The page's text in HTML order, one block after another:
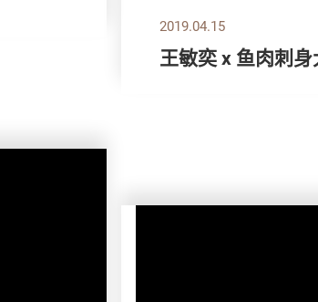
2019.04.15
王敏奕 x 鱼肉刺